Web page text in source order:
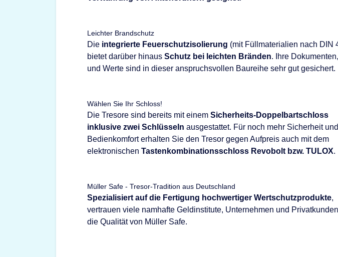
Leichter Brandschutz
Die integrierte Feuerschutzisolierung (mit Füllmaterialien nach DIN
bietet darüber hinaus Schutz bei leichten Bränden. Ihre
und Werte sind in dieser anspruchsvollen Baureihe sehr gut gesichert.
Wählen Sie Ihr Schloss!
Die Tresore sind bereits mit einem Sicherheits-Doppelbartschloss
inklusive zwei Schlüsseln ausgestattet. Für noch mehr Sicherheit und
Bedienkomfort erhalten Sie den Tresor gegen Aufpreis auch mit dem
elektronischen Tastenkombinationsschloss Revobolt bzw. TULOX.
Müller Safe - Tresor-Tradition aus Deutschland
Spezialisiert auf die Fertigung hochwertiger Wertschutzprodukte,
vertrauen viele namhafte Geldinstitute, Unternehmen und
die Qualität von Müller Safe.